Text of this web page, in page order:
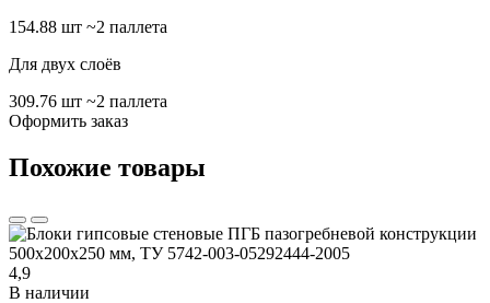
154.88 шт ~2 паллета
Для двух слоёв
309.76 шт ~2 паллета
Оформить заказ
Похожие товары
4,9
В наличии